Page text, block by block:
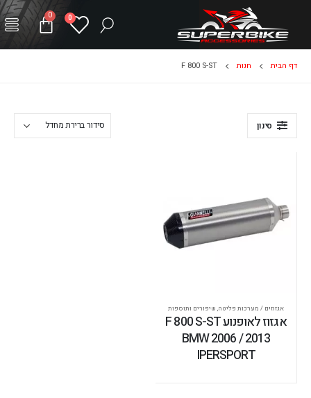
0
0
דף הבית חנות F 800 S-ST
סינון
אגזוזים / מערכות פליטה, שיפורים ותוספות
אגזוז לאופנוע F 800 S-ST
BMW 2006 / 2013
IPERSPORT